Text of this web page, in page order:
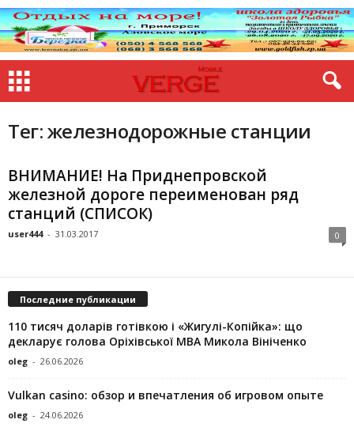
Тег: железнодорожные станции
ВНИМАНИЕ! На Приднепровской
железной дороге переименован ряд
станций (СПИСОК)
user444 - 31.03.2017 0
Последние публикации
110 тисяч доларів готівкою і «Жигулі-Копійка»: що
декларує голова Оріхівської МВА Микола Вініченко
oleg - 26.06.2026
Vulkan casino: обзор и впечатления об игровом опыте
oleg - 24.06.2026